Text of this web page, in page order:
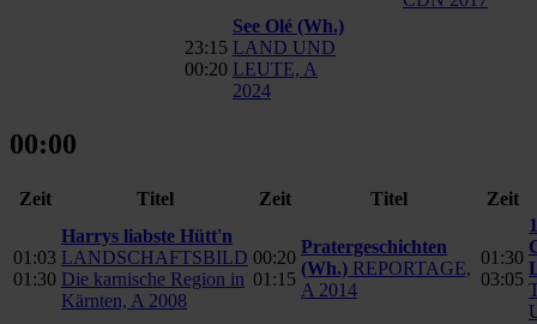
23:15
00:20
See Olé (Wh.)
LAND UND
LEUTE, A
2024
00:00
Zeit Titel Zeit Titel Zeit
01:03
01:30
Harrys liabste Hütt'n
LANDSCHAFTSBILD
Die karnische Region in
Kärnten, A 2008
00:20
01:15
Pratergeschichten
(Wh.) REPORTAGE,
A 2014
01:30
03:05